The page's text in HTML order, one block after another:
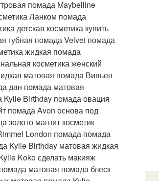
помада Maybelline
Ланком помада
детская косметика купить
губная помада Velvet помада
жидкая помада
косметика женский
матовая помада Вивьен
дан помада матовая
Kylie Birthday помада овация
помада Avon основа под
золото магнит косметик
London помада помада
Kylie Birthday матовая жидкая
Koko сделать макияж
матовая помада блеск